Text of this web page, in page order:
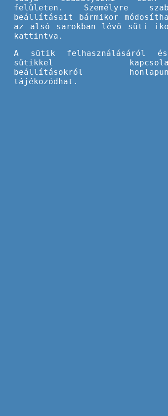
Erasmus+ ösztöndíjasból egy sikeres
Először egy évet tanult
koromtól mindig ott volt a
motiválta a pályázáskor. Az
mesterszakon pedig (már a
Miért Párizsra és
Nagyon szerettem a francia
SciencesPo-n elérhető volt,
felületen. Személyre
beállításait bármikor
az alsó sarokban lévő süti
kattintva.
A sütik felhasználásáról
sütikkel
beállításokról
tájékozódhat.